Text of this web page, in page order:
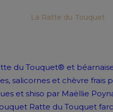
La Ratte du Touquet
du Touquet® et
salicornes et chèvre frais
et shiso par Maëllie
Ratte du Touquet